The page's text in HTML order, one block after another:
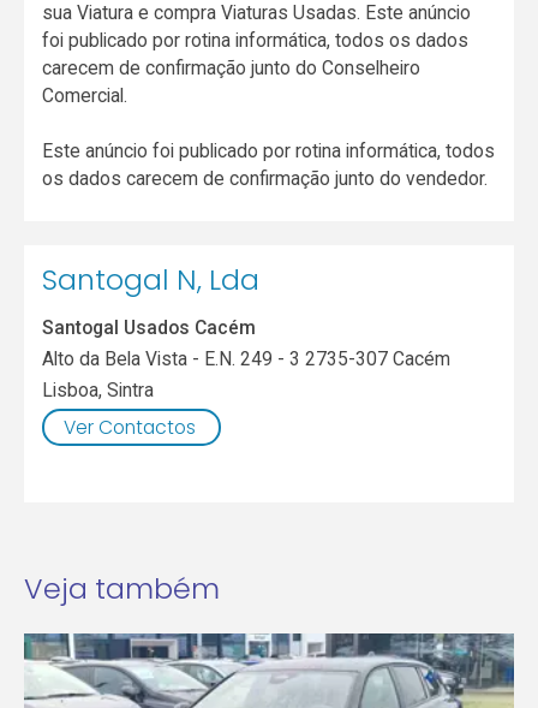
sua Viatura e compra Viaturas Usadas. Este anúncio
foi publicado por rotina informática, todos os dados
carecem de confirmação junto do Conselheiro
Comercial.
Este anúncio foi publicado por rotina informática, todos
os dados carecem de confirmação junto do vendedor.
Santogal N, Lda
Santogal Usados Cacém
Alto da Bela Vista - E.N. 249 - 3 2735-307 Cacém
Lisboa,Sintra
Ver Contactos
Veja também